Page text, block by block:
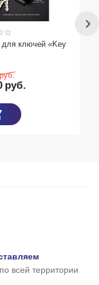
ключей «Key
руб.
всей территории